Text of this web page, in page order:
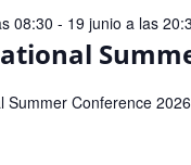
08:30 - 19 junio a las
Summer Conference 2026